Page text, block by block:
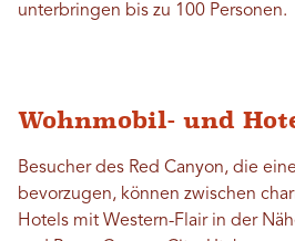
unterbringen bis zu 100 Personen.
Wohnmobil- und
Besucher des Red Canyon, die
bevorzugen, können zwischen
Hotels mit Western-Flair in der